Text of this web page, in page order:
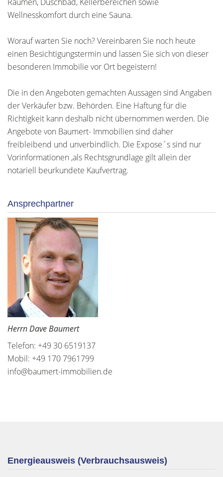
Wellnesskomfort durch eine Sauna.
Worauf warten Sie noch? Vereinbaren Sie noch heute
einen Besichtigungstermin und lassen Sie sich von dieser
besonderen Immobilie vor Ort begeistern!
Die in den Angeboten gemachten Aussagen sind Angaben
der Verkäufer bzw. Behörden. Eine Haftung für die
Richtigkeit kann deshalb nicht übernommen werden. Die
Angebote von Baumert- Immobilien sind daher
freibleibend und unverbindlich. Die Expose`s sind nur
Vorinformationen ,als Rechtsgrundlage gilt allein der
notariell beurkundete Kaufvertrag.
Ansprechpartner
Herrn Dave Baumert
Telefon: +49 30 6519137
Mobil: +49 170 7961799
info@baumert-immobilien.de
Energieausweis (Verbrauchsausweis)